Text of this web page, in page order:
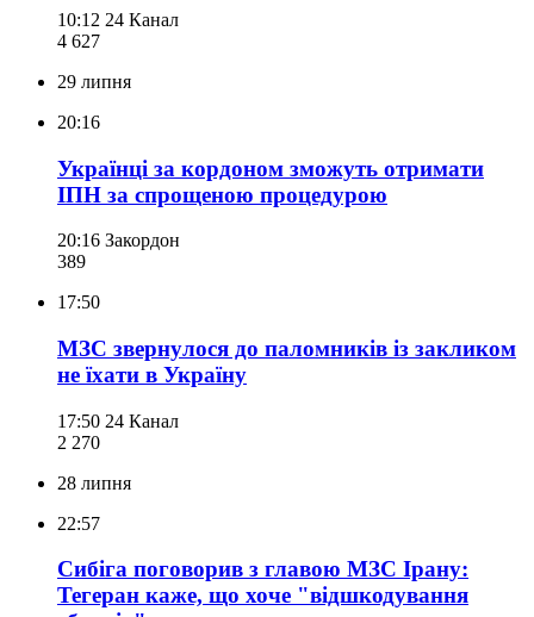
10:12 24 Канал
4 627
29 липня
20:16
Українці за кордоном зможуть отримати
ІПН за спрощеною процедурою
20:16 Закордон
389
17:50
МЗС звернулося до паломників із закликом
не їхати в Україну
17:50 24 Канал
2 270
28 липня
22:57
Сибіга поговорив з главою МЗС Ірану:
Тегеран каже, що хоче "відшкодування